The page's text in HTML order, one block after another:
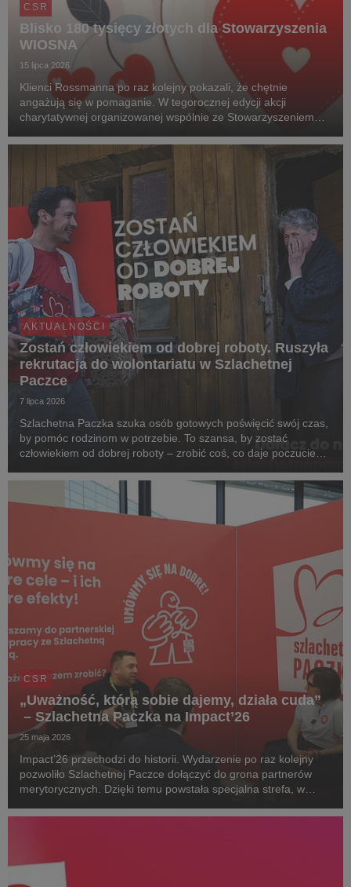
CSR
Blisko 180 tysięcy złotych dla Stowarzyszenia
WIOSNA
15 lipca 2026
Klienci Rossmanna po raz kolejny pokazali, że chętnie
angażują się w pomaganie. W tegorocznej edycji akcji
charytatywnej organizowanej wspólnie ze Stowarzyszeniem
AKTUALNOŚCI
Zostań człowiekiem od dobrej roboty. Ruszyła
rekrutacja do wolontariatu w Szlachetnej
Paczce
7 lipca 2026
Szlachetna Paczka szuka osób gotowych poświęcić swój czas,
by pomóc rodzinom w potrzebie. To szansa, by zostać
człowiekiem od dobrej roboty – zrobić coś, co daje poczucie
potrzebujących. Dołącz do Paczki na www.s...
CSR
„Uważność, którą sobie dajemy, działa cuda”
– Szlachetna Paczka na Impact’26
25 maja 2026
Impact’26 przechodzi do historii. Wydarzenie po raz kolejny
pozwoliło Szlachetnej Paczce dołączyć do grona partnerów
merytorycznych. Dzięki temu powstała specjalna strefa, w
doświadczyć autentycznych emocji rod...